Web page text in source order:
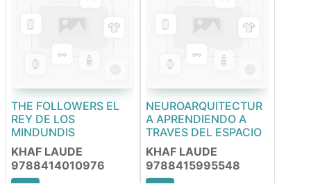
THE FOLLOWERS EL
REY DE LOS
MINDUNDIS
KHAF LAUDE
9788414010976
NEUROARQUITECTUR
A APRENDIENDO A
TRAVES DEL ESPACIO
KHAF LAUDE
9788415995548